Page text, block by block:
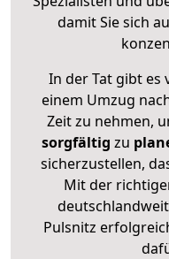
damit Sie sich
In der Tat gibt es
einem Umzug
Zeit zu nehmen,
sorgfältig zu
sicherzustellen,
Mit der
Pulsnitz